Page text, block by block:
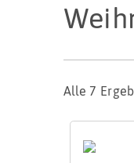
Alle 7